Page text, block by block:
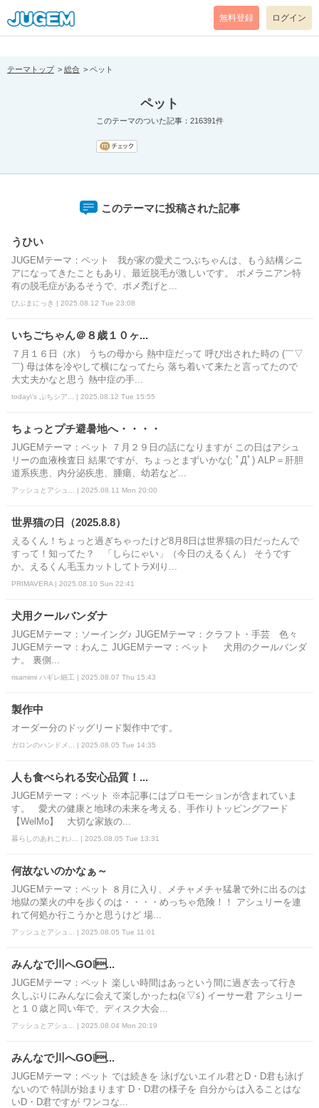
[pear_error: message="Success" code=0 mode=return level=notice
prefix="" info=""]
無料登録 ログイン
テーマトップ 総合 ペット
ペット
このテーマのついた記事：216391件
このテーマに投稿された記事
うひい
JUGEMテーマ：ペット 我が家の愛犬こつぶちゃんは、もう結構シニ
アになってきたこともあり、最近脱毛が激しいです。 ポメラニアン特
有の脱毛症があるそうで、ポメ禿げと...
びぶまにっき | 2025.08.12 Tue 23:08
いちごちゃん＠８歳１０ヶ...
７月１６日（水） うちの母から 熱中症だって 呼び出された時の (￣▽
￣) 母は体を冷やして横になってたら 落ち着いて来たと言ってたので
大丈夫かなと思う 熱中症の手...
today\'s ぷちシア... | 2025.08.12 Tue 15:55
ちょっとプチ避暑地へ・・・・
JUGEMテーマ：ペット ７月２９日の話になりますが この日はアシュ
リーの血液検査日 結果ですが、ちょっとまずいかな(; ﾟДﾟ) ALP＝肝胆
道系疾患、内分泌疾患、腫瘍、幼若など...
アッシュとアシュ... | 2025.08.11 Mon 20:00
世界猫の日（2025.8.8）
えるくん！ちょっと過ぎちゃったけど8月8日は世界猫の日だったんで
すって！知ってた？ 「しらにゃい」（今日のえるくん） そうです
か。えるくん毛玉カットしてトラ刈り...
PRIMAVERA | 2025.08.10 Sun 22:41
犬用クールバンダナ
JUGEMテーマ：ソーイング♪ JUGEMテーマ：クラフト・手芸 色々
JUGEMテーマ：わんこ JUGEMテーマ：ペット 犬用のクールバンダ
ナ。 裏側...
risamimi ハギレ細工 | 2025.08.07 Thu 15:43
製作中
オーダー分のドッグリード製作中です。
ガロンのハンドメ... | 2025.08.05 Tue 14:35
人も食べられる安心品質！...
JUGEMテーマ：ペット ※本記事にはプロモーションが含まれていま
す。 愛犬の健康と地球の未来を考える、手作りトッピングフード
【WelMo】 大切な家族の...
暮らしのあれこれ♪... | 2025.08.05 Tue 13:31
何故ないのかなぁ～
JUGEMテーマ：ペット ８月に入り、メチャメチャ猛暑で外に出るのは
地獄の業火の中を歩くのは・・・・めっちゃ危険！！ アシュリーを連
れて何処か行こうかと思うけど 場...
アッシュとアシュ... | 2025.08.05 Tue 11:01
みんなで川へGO❕...
JUGEMテーマ：ペット 楽しい時間はあっという間に過ぎ去って行き
久しぶりにみんなに会えて楽しかったね(≧▽≦) イーサー君 アシュリー
と１０歳と同い年で、ディスク大会...
アッシュとアシュ... | 2025.08.04 Mon 20:19
みんなで川へGO❕...
JUGEMテーマ：ペット では続きを 泳げないエイル君とD・D君も泳げ
ないので 特訓が始まります D・D君の様子を 自分からは入ることはな
いD・D君ですが ワンコな...